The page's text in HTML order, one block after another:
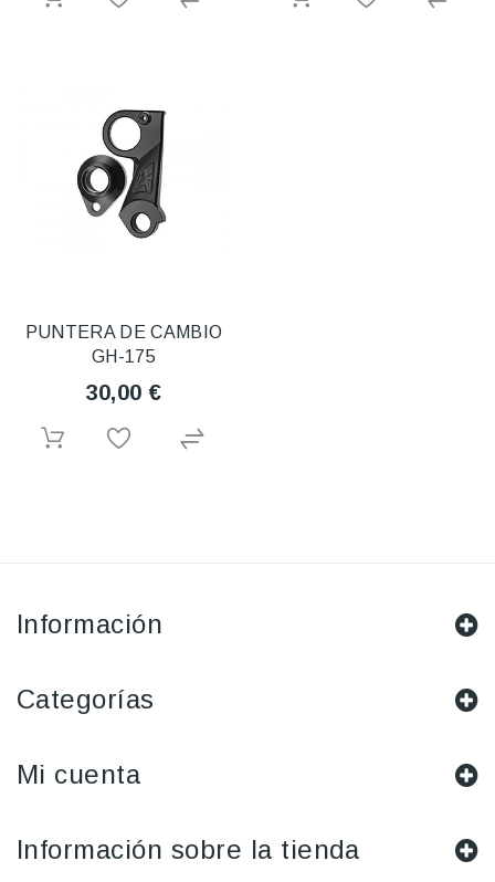
PUNTERA DE CAMBIO
GH-175
30,00 €
Información
Categorías
Mi cuenta
Información sobre la tienda